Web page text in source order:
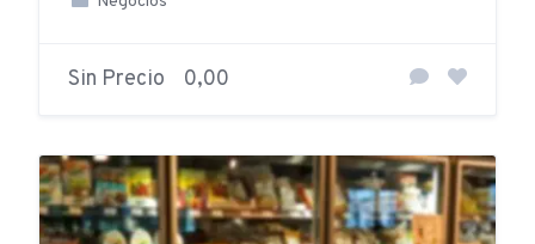
Sin Precio 0,00